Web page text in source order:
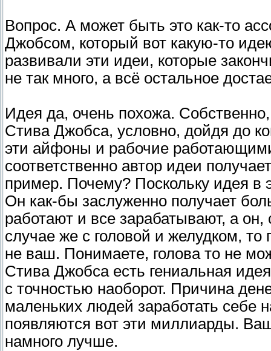
Вопрос. А может быть это как-то
Джобсом, который вот какую-то
развивали эти идеи, которые
не так много, а всё остальное
Идея да, очень похожа.
Стива Джобса, условно, дойдя до
эти айфоны и рабочие
соответственно автор идеи
пример. Почему? Поскольку идея
Он как-бы заслуженно получает
работают и все зарабатывают, а он,
случае же с головой и желудком,
не ваш. Понимаете, голова то не
Стива Джобса есть гениальная
с точностью наоборот. Причина
маленьких людей заработать себе
появляются вот эти миллиарды.
намного лучше.